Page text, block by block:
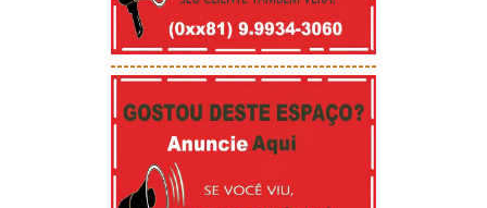
-----------------------------------------